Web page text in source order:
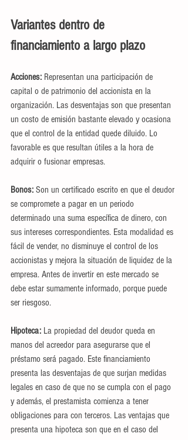
Variantes dentro de
financiamiento a largo plazo
Acciones: Representan una participación de
capital o de patrimonio del accionista en la
organización. Las desventajas son que presentan
un costo de emisión bastante elevado y ocasiona
que el control de la entidad quede diluido. Lo
favorable es que resultan útiles a la hora de
adquirir o fusionar empresas.
Bonos: Son un certificado escrito en que el deudor
se compromete a pagar en un periodo
determinado una suma específica de dinero, con
sus intereses correspondientes. Esta modalidad es
fácil de vender, no disminuye el control de los
accionistas y mejora la situación de liquidez de la
empresa. Antes de invertir en este mercado se
debe estar sumamente informado, porque puede
ser riesgoso.
Hipoteca: La propiedad del deudor queda en
manos del acreedor para asegurarse que el
préstamo será pagado. Este financiamiento
presenta las desventajas de que surjan medidas
legales en caso de que no se cumpla con el pago
y además, el prestamista comienza a tener
obligaciones para con terceros. Las ventajas que
presenta una hipoteca son que en el caso del